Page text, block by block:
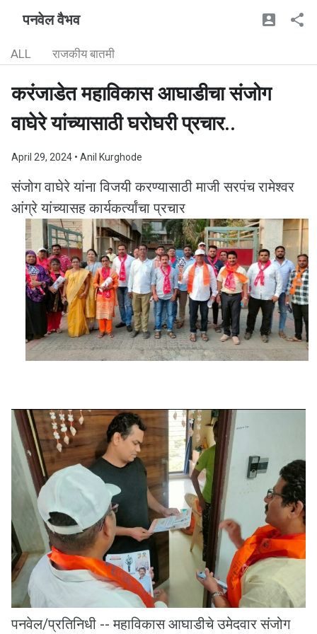
पनवेल वैभव
ALL राजकीय बातमी
करंजाडेत महाविकास आघाडीचा संजोग
वाघेरे यांच्यासाठी घरोघरी प्रचार..
April 29, 2024 • Anil Kurghode
संजोग वाघेरे यांना विजयी करण्यासाठी माजी सरपंच रामेश्वर
आंग्रे यांच्यासह कार्यकर्त्यांचा प्रचार
पनवेल/प्रतिनिधी -- महाविकास आघाडीचे उमेदवार संजोग